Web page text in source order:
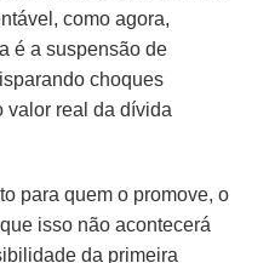
como agora,
é a suspensão de
choques
valor real da dívida
para quem o promove, o
isso não acontecerá
da primeira